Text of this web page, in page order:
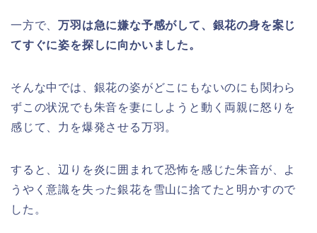
一方で、万羽は急に嫌な予感がして、銀花の身を案じ
てすぐに姿を探しに向かいました。
そんな中では、銀花の姿がどこにもないのにも関わら
ずこの状況でも朱音を妻にしようと動く両親に怒りを
感じて、力を爆発させる万羽。
すると、辺りを炎に囲まれて恐怖を感じた朱音が、よ
うやく意識を失った銀花を雪山に捨てたと明かすので
した。